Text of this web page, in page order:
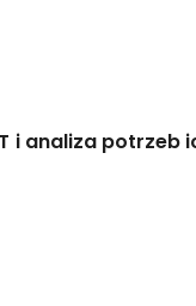
i analiza potrzeb